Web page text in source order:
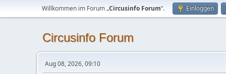
Willkommen im Forum „Circusinfo Forum“. Einloggen
Circusinfo Forum
Aug 08, 2026, 09:10